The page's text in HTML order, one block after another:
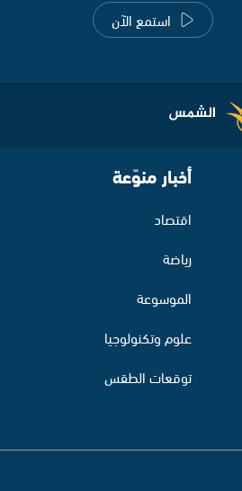
استمع الآن
أخبار منوّعة
اقتصاد
رياضة
الموسوعة
علوم وتكنولوجيا
توقعات الطقس